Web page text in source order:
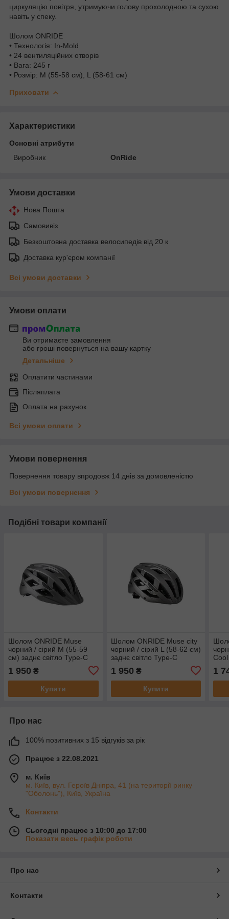
циркуляцію повітря, утримуючи голову прохолодною та сухою
навіть у спеку.
Шолом ONRIDE
• Технологія: In-Mold
• 24 вентиляційних отворів
• Вага: 245 г
• Розмір: M (55-58 см), L (58-61 см)
Приховати
Характеристики
Основні атрибути
Виробник
OnRide
Умови доставки
Нова Пошта
Самовивіз
Безкоштовна доставка велосипедів від 20 к
Доставка кур'єром компанії
Всі умови доставки
Умови оплати
Ви отримаєте замовлення
або гроші повернуться на вашу картку
Детальніше
Оплатити частинами
Післяплата
Оплата на рахунок
Всі умови оплати
Умови повернення
Повернення товару впродовж 14 днів за домовленістю
Всі умови повернення
Подібні товари компанії
Шолом ONRIDE Muse
чорний / сірий M (55-59
см) заднє світло Type-C
1 950 ₴
Купити
Шолом ONRIDE Muse city
чорний / сірий L (58-62 см)
заднє світло Type-C
1 950 ₴
Купити
1
Про нас
100% позитивних з 15 відгуків за рік
Працює з 22.08.2021
м. Київ
м. Київ, вул. Героїв Дніпра, 41 (на території ринку
"Оболонь"), Київ, Україна
Контакти
Сьогодні працює з 10:00 до 17:00
Показати весь графік роботи
Про нас
Контакти